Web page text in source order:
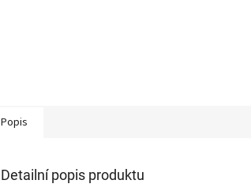
Popis
Detailní popis produktu